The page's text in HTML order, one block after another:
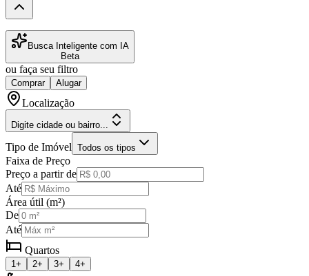
Busca Inteligente com IA
Beta
ou faça seu filtro
Comprar Alugar
Localização
Digite cidade ou bairro...
Tipo de Imóvel Todos os tipos
Faixa de Preço
Preço a partir de
Até
Área útil (m²)
De
Até
Quartos
1+ 2+ 3+ 4+